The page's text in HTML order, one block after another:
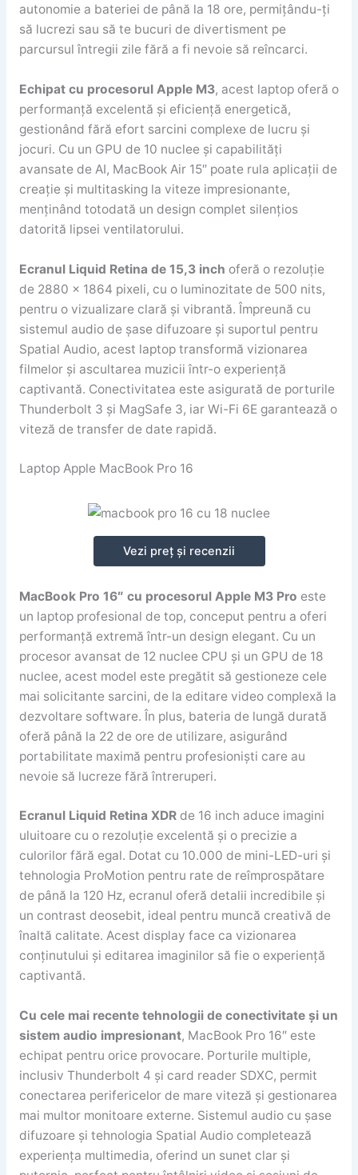
autonomie a bateriei de până la 18 ore, permițându-ți
să lucrezi sau să te bucuri de divertisment pe
parcursul întregii zile fără a fi nevoie să reîncarci.
Echipat cu procesorul Apple M3, acest laptop oferă o
performanță excelentă și eficiență energetică,
gestionând fără efort sarcini complexe de lucru și
jocuri. Cu un GPU de 10 nuclee și capabilități
avansate de AI, MacBook Air 15″ poate rula aplicații de
creație și multitasking la viteze impresionante,
menținând totodată un design complet silențios
datorită lipsei ventilatorului.
Ecranul Liquid Retina de 15,3 inch oferă o rezoluție
de 2880 x 1864 pixeli, cu o luminozitate de 500 nits,
pentru o vizualizare clară și vibrantă. Împreună cu
sistemul audio de șase difuzoare și suportul pentru
Spatial Audio, acest laptop transformă vizionarea
filmelor și ascultarea muzicii într-o experiență
captivantă. Conectivitatea este asigurată de porturile
Thunderbolt 3 și MagSafe 3, iar Wi-Fi 6E garantează o
viteză de transfer de date rapidă.
Laptop Apple MacBook Pro 16
Vezi preț și recenzii
MacBook Pro 16″ cu procesorul Apple M3 Pro este
un laptop profesional de top, conceput pentru a oferi
performanță extremă într-un design elegant. Cu un
procesor avansat de 12 nuclee CPU și un GPU de 18
nuclee, acest model este pregătit să gestioneze cele
mai solicitante sarcini, de la editare video complexă la
dezvoltare software. În plus, bateria de lungă durată
oferă până la 22 de ore de utilizare, asigurând
portabilitate maximă pentru profesioniști care au
nevoie să lucreze fără întreruperi.
Ecranul Liquid Retina XDRde 16 inch aduce imagini
uluitoare cu o rezoluție excelentă și o precizie a
culorilor fără egal. Dotat cu 10.000 de mini-LED-uri și
tehnologia ProMotion pentru rate de reîmprospătare
de până la 120 Hz, ecranul oferă detalii incredibile și
un contrast deosebit, ideal pentru muncă creativă de
înaltă calitate. Acest display face ca vizionarea
conținutului și editarea imaginilor să fie o experiență
captivantă.
Cu cele mai recente tehnologii de conectivitate și un
sistem audio impresionant, MacBook Pro 16″ este
echipat pentru orice provocare. Porturile multiple,
inclusiv Thunderbolt 4 și card reader SDXC, permit
conectarea perifericelor de mare viteză și gestionarea
mai multor monitoare externe. Sistemul audio cu șase
difuzoare și tehnologia Spatial Audio completează
experiența multimedia, oferind un sunet clar și